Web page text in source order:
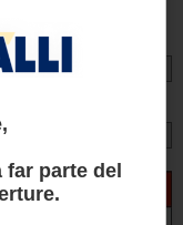
Valore di conducibilità
in PVC o altri film.
parte del